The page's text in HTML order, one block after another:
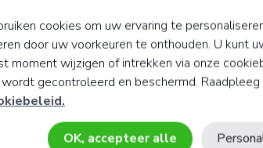
Flex
15 zakjes
cookies om uw ervaring te
door uw voorkeuren te onthouden. U kunt
moment wijzigen of intrekken via onze
gecontroleerd en beschermd.
OK, accepteer alle